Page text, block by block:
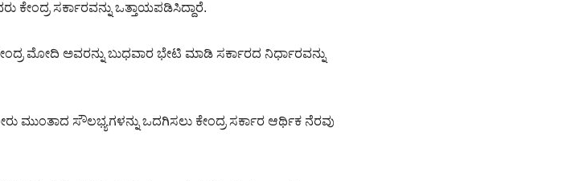
ಸರ್ಕಾರವನ್ನು ಒತ್ತಾಯಪಡಿಸಿದ್ದಾರೆ.
ಮೋದಿ ಅವರನ್ನು ಬುಧವಾರ ಭೇಟಿ ಮಾಡಿ ಸರ್ಕಾರದ ನಿರ್ಧಾರವನ್ನು
ಮುಂತಾದ ಸೌಲಭ್ಯಗಳನ್ನು ಒದಗಿಸಲು ಕೇಂದ್ರ ಸರ್ಕಾರ ಆರ್ಥಿಕ ನೆರವು